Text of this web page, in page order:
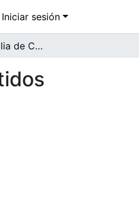
Iniciar sesión
Paseo de la familia de Concepción Torres, elegantemente vestidos